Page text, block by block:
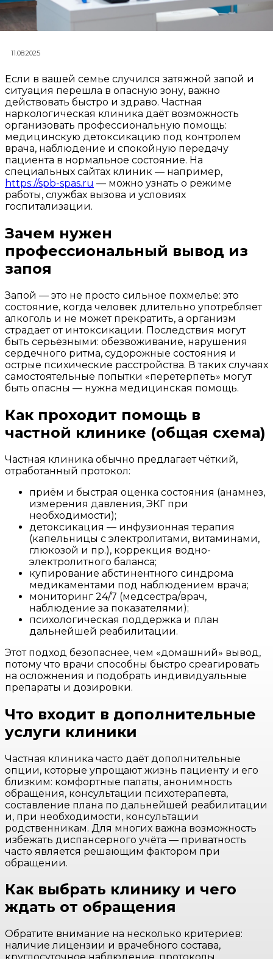
11.08.2025
Если в вашей семье случился затяжной запой и
ситуация перешла в опасную зону, важно
действовать быстро и здраво. Частная
наркологическая клиника даёт возможность
организовать профессиональную помощь:
медицинскую детоксикацию под контролем
врача, наблюдение и спокойную передачу
пациента в нормальное состояние. На
специальных сайтах клиник — например,
https://spb-spas.ru — можно узнать о режиме
работы, службах вызова и условиях
госпитализации.
Зачем нужен
профессиональный вывод из
запоя
Запой — это не просто сильное похмелье: это
состояние, когда человек длительно употребляет
алкоголь и не может прекратить, а организм
страдает от интоксикации. Последствия могут
быть серьёзными: обезвоживание, нарушения
сердечного ритма, судорожные состояния и
острые психические расстройства. В таких случаях
самостоятельные попытки «перетерпеть» могут
быть опасны — нужна медицинская помощь.
Как проходит помощь в
частной клинике (общая схема)
Частная клиника обычно предлагает чёткий,
отработанный протокол:
приём и быстрая оценка состояния (анамнез,
измерения давления, ЭКГ при
необходимости);
детоксикация — инфузионная терапия
(капельницы с электролитами, витаминами,
глюкозой и пр.), коррекция водно-
электролитного баланса;
купирование абстинентного синдрома
медикаментами под наблюдением врача;
мониторинг 24/7 (медсестра/врач,
наблюдение за показателями);
психологическая поддержка и план
дальнейшей реабилитации.
Этот подход безопаснее, чем «домашний» вывод,
потому что врачи способны быстро среагировать
на осложнения и подобрать индивидуальные
препараты и дозировки.
Что входит в дополнительные
услуги клиники
Частная клиника часто даёт дополнительные
опции, которые упрощают жизнь пациенту и его
близким: комфортные палаты, анонимность
обращения, консультации психотерапевта,
составление плана по дальнейшей реабилитации
и, при необходимости, консультации
родственникам. Для многих важна возможность
избежать диспансерного учёта — приватность
часто является решающим фактором при
обращении.
Как выбрать клинику и чего
ждать от обращения
Обратите внимание на несколько критериев:
наличие лицензии и врачебного состава,